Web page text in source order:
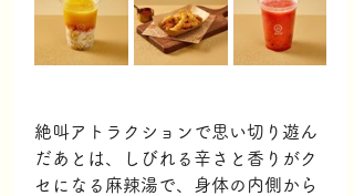
絶叫アトラクションで思い切り遊ん
だあとは、しびれる辛さと香りがク
セになる麻辣湯で、身体の内側から